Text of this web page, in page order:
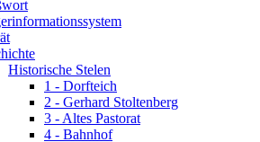
Historische Stelen
1 - Dorfteich
2 - Gerhard Stoltenberg
3 - Altes Pastorat
4 - Bahnhof